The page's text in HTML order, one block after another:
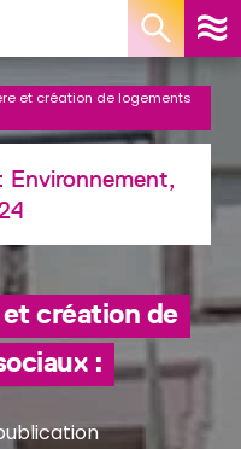
et création de logements
Environnement,
création de
: